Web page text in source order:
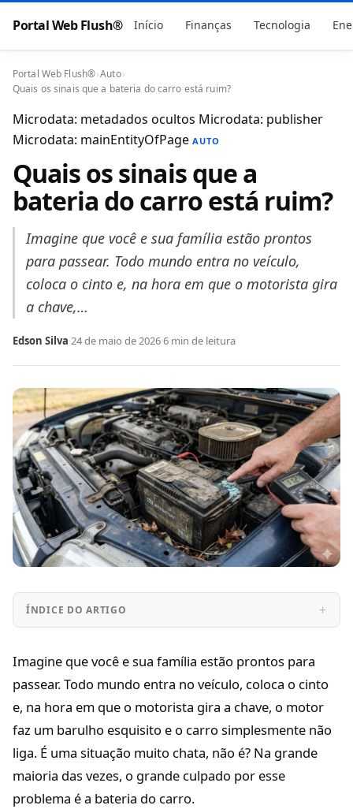
Portal Web Flush® Início Finanças Tecnologia
Portal Web Flush®›Auto›
Quais os sinais que a bateria do carro está ruim?
Microdata: metadados ocultos Microdata: publisher
Microdata: mainEntityOfPage AUTO
Quais os sinais que a
bateria do carro está ruim?
Imagine que você e sua família estão prontos
para passear. Todo mundo entra no veículo,
coloca o cinto e, na hora em que o motorista gira
a chave,…
Edson Silva·24 de maio de 2026·6 min de leitura
ÍNDICE DO ARTIGO
Imagine que você e sua família estão prontos para
passear. Todo mundo entra no veículo, coloca o cinto
e, na hora em que o motorista gira a chave, o motor
faz um barulho esquisito e o carro simplesmente não
liga. É uma situação muito chata, não é? Na grande
maioria das vezes, o grande culpado por esse
problema é a bateria do carro.